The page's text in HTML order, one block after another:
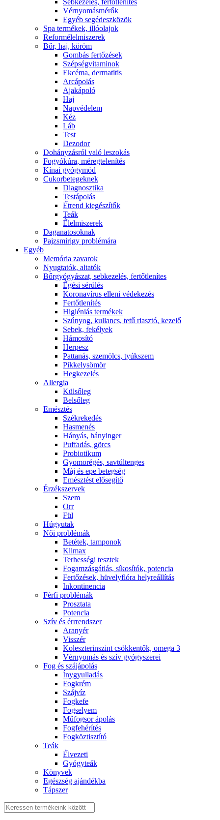
Sebkezelés, fertőtlenítés
Vérnyomásmérők
Egyéb segédeszközök
Spa termékek, illóolajok
Reformélelmiszerek
Bőr, haj, köröm
Gombás fertőzések
Szépségvitaminok
Ekcéma, dermatitis
Arcápolás
Ajakápoló
Haj
Napvédelem
Kéz
Láb
Test
Dezodor
Dohányzásról való leszokás
Fogyókúra, méregtelenítés
Kínai gyógymód
Cukorbetegeknek
Diagnosztika
Testápolás
É́trend kiegészítők
Teák
É́lelmiszerek
Daganatosoknak
Pajzsmirigy problémára
Egyéb
Memória zavarok
Nyugtatók, altatók
Bőrgyógyászat, sebkezelés, fertőtlenítes
É́gési sérülés
Koronavírus elleni védekezés
Fertőtlenítés
Higiéniás termékek
Szúnyog, kullancs, tetű riasztó, kezelő
Sebek, fekélyek
Hámosító
Herpesz
Pattanás, szemölcs, tyúkszem
Pikkelysömör
Hegkezelés
Allergia
Külsőleg
Belsőleg
Emésztés
Székrekedés
Hasmenés
Hányás, hányinger
Puffadás, görcs
Probiotikum
Gyomorégés, savtúltenges
Máj és epe betegség
Emésztést elősegítő
Érzékszervek
Szem
Orr
Fül
Húgyutak
Női problémák
Betétek, tamponok
Klimax
Terhességi tesztek
Fogamzásgátlás, síkosítók, potencia
Fertőzések, hüvelyflóra helyreállítás
Inkontinencia
Férfi problémák
Prosztata
Potencia
Szív és érrrendszer
Aranyér
Visszér
Koleszterinszint csökkentők, omega 3
Vérnyomás és szív gyógyszerei
Fog és szájápolás
Í́nygyulladás
Fogkrém
Szájvíz
Fogkefe
Fogselyem
Műfogsor ápolás
Fogfehérítés
Fogköztisztító
Teák
É́lvezeti
Gyógyteák
Könyvek
Egészség ajándékba
Tápszer